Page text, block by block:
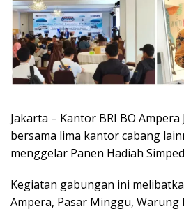
Jakarta – Kantor BRI BO Ampera
bersama lima kantor cabang
menggelar Panen Hadiah
Kegiatan gabungan ini
Ampera, Pasar Minggu,